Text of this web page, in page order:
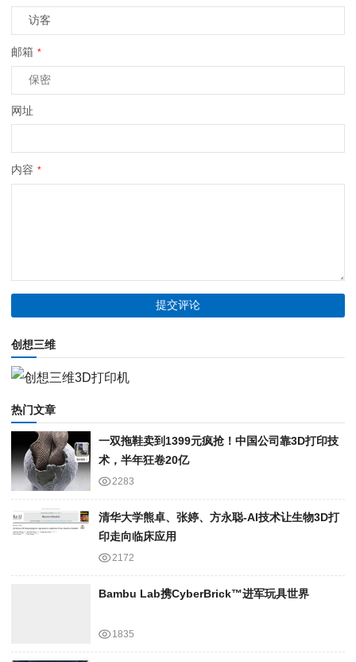
邮箱 *
网址
内容 *
创想三维
热门文章
一双拖鞋卖到1399元疯抢！中国公司靠3D打印技
术，半年狂卷20亿
2283
清华大学熊卓、张婷、方永聪-AI技术让生物3D打
印走向临床应用
2172
Bambu Lab携Cyber​​Brick™进军玩具世界
1835